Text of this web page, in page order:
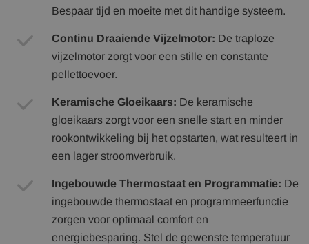
Bespaar tijd en moeite met dit handige systeem.
Continu Draaiende Vijzelmotor: De traploze
vijzelmotor zorgt voor een stille en constante
pellettoevoer.
Keramische Gloeikaars: De keramische
gloeikaars zorgt voor een snelle start en minder
rookontwikkeling bij het opstarten, wat resulteert in
een lager stroomverbruik.
Ingebouwde Thermostaat en Programmatie: De
ingebouwde thermostaat en programmeerfunctie
zorgen voor optimaal comfort en
energiebesparing. Stel de gewenste temperatuur